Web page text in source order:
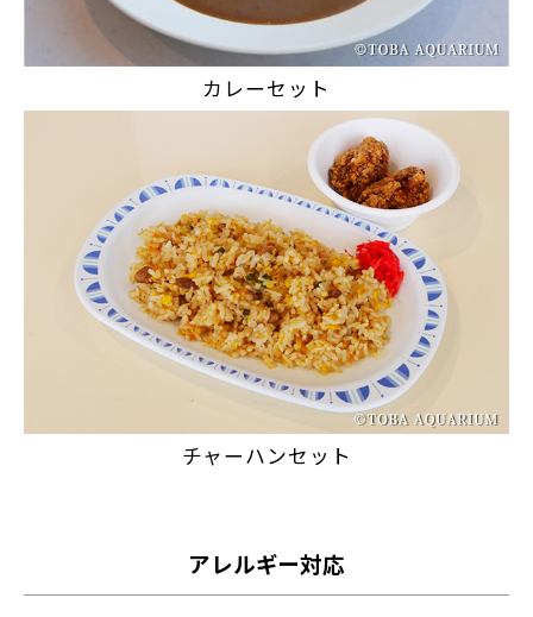
カレーセット
チャーハンセット
アレルギー対応